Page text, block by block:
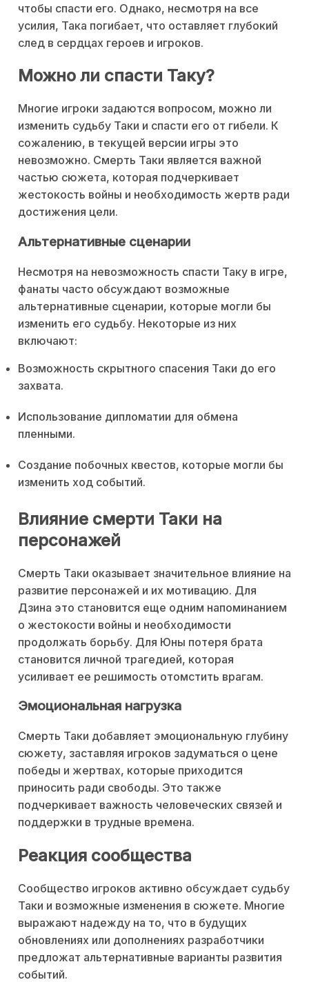
чтобы спасти его. Однако, несмотря на все
усилия, Така погибает, что оставляет глубокий
след в сердцах героев и игроков.
Можно ли спасти Таку?
Многие игроки задаются вопросом, можно ли
изменить судьбу Таки и спасти его от гибели. К
сожалению, в текущей версии игры это
невозможно. Смерть Таки является важной
частью сюжета, которая подчеркивает
жестокость войны и необходимость жертв ради
достижения цели.
Альтернативные сценарии
Несмотря на невозможность спасти Таку в игре,
фанаты часто обсуждают возможные
альтернативные сценарии, которые могли бы
изменить его судьбу. Некоторые из них
включают:
Возможность скрытного спасения Таки до его
захвата.
Использование дипломатии для обмена
пленными.
Создание побочных квестов, которые могли бы
изменить ход событий.
Влияние смерти Таки на
персонажей
Смерть Таки оказывает значительное влияние на
развитие персонажей и их мотивацию. Для
Дзина это становится еще одним напоминанием
о жестокости войны и необходимости
продолжать борьбу. Для Юны потеря брата
становится личной трагедией, которая
усиливает ее решимость отомстить врагам.
Эмоциональная нагрузка
Смерть Таки добавляет эмоциональную глубину
сюжету, заставляя игроков задуматься о цене
победы и жертвах, которые приходится
приносить ради свободы. Это также
подчеркивает важность человеческих связей и
поддержки в трудные времена.
Реакция сообщества
Сообщество игроков активно обсуждает судьбу
Таки и возможные изменения в сюжете. Многие
выражают надежду на то, что в будущих
обновлениях или дополнениях разработчики
предложат альтернативные варианты развития
событий.